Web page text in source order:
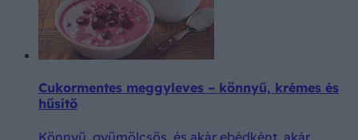
Cukormentes meggyleves – könnyű, krémes és
hűsítő
Könnyű, gyümölcsös, és akár ebédként, akár